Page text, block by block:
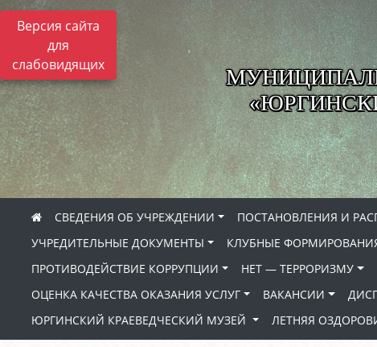
Версия сайта
для
слабовидящих
СВЕДЕНИЯ ОБ УЧРЕЖДЕНИИ
ПОСТАНОВЛЕНИЯ И
УЧРЕДИТЕЛЬНЫЕ ДОКУМЕНТЫ
КЛУБНЫЕ
ПРОТИВОДЕЙСТВИЕ КОРРУПЦИИ
НЕТ — ТЕРРОРИЗМУ
ОЦЕНКА КАЧЕСТВА ОКАЗАНИЯ УСЛУГ
ВАКАНСИИ
ЮРГИНСКИЙ КРАЕВЕДЧЕСКИЙ МУЗЕЙ
ЛЕТНЯЯ